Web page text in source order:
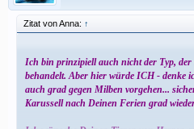
Zitat von Anna: ↑
Ich bin prinzipiell auch nicht der Typ,
behandelt. Aber hier würde ICH - denke
auch grad gegen Milben vorgehen...
Karussell nach Deinen Ferien grad